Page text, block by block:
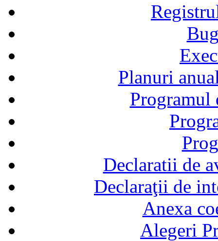
Planuri
Declaratii de
Declaraţii de
Anexa
Alegeri